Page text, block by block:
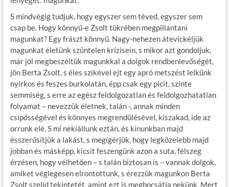
S mindvégig tudjuk, hogy egyszer sem téved, egyszer sem
csap be. Hogy könnyű-e Zsolt tükrében megpillantani
magunkat? Egy frászt könnyű. Nagy-nehezen átevickéljük
magunkat életünk szüntelen krízisein, s mikor azt gondoljuk,
már jól megbeszéltük magunkkal a dolgok rendbenlevőségét,
jön Berta Zsolt, s éles szikével ejt egy apró metszést lelkünk
nyirkos és feszes burkolatán, épp csak egy picit, szinte
semmiség, s erre az egész feldolgozatlan és feldolgozhatatlan
folyamat – nevezzük életnek, talán -, annak minden
csípősségével és könnyes megrendülésével, kiszakad, ide az
orrunk elé. S mi nekiállunk eztán, és kínunkban majd
ésszerűsítjük a lakást, s megígérjük, hogy legközelebb majd
jobban és másképp, kicsit feszengünk azon a suta, félszeg
érzésen, hogy vélhetően – s talán biztosan is – vannak dolgok,
amiket véglegesen elrontottunk, s érezzük magunkon Berta
Zsolt szelíd tekintetét, amint ezt is megbocsátja nekünk. Mert